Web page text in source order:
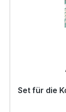
Set für die